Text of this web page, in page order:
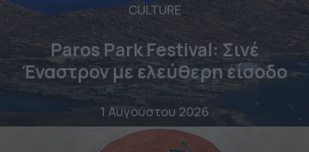
CULTURE
Paros Park Festival: Σινέ
Έναστρον με ελεύθερη είσοδο
1 Αυγούστου 2026